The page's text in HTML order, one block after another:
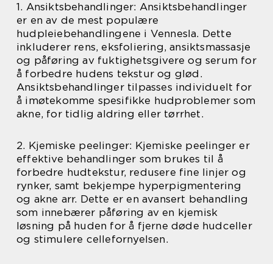
1. Ansiktsbehandlinger: Ansiktsbehandlinger
er en av de mest populære
hudpleiebehandlingene i Vennesla. Dette
inkluderer rens, eksfoliering, ansiktsmassasje
og påføring av fuktighetsgivere og serum for
å forbedre hudens tekstur og glød.
Ansiktsbehandlinger tilpasses individuelt for
å imøtekomme spesifikke hudproblemer som
akne, for tidlig aldring eller tørrhet.
2. Kjemiske peelinger: Kjemiske peelinger er
effektive behandlinger som brukes til å
forbedre hudtekstur, redusere fine linjer og
rynker, samt bekjempe hyperpigmentering
og akne arr. Dette er en avansert behandling
som innebærer påføring av en kjemisk
løsning på huden for å fjerne døde hudceller
og stimulere cellefornyelsen.